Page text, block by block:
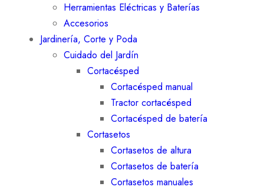
Herramientas Eléctricas y Baterías
Accesorios
Jardinería, Corte y Poda
Cuidado del Jardín
Cortacésped
Cortacésped manual
Tractor cortacésped
Cortacésped de batería
Cortasetos
Cortasetos de altura
Cortasetos de batería
Cortasetos manuales